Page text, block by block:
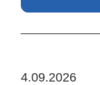
4.09.2026